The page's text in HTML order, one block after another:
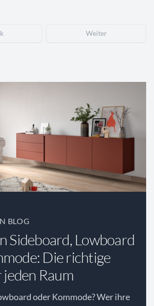
Weiter
BLOG
Sideboard, Lowboard
Die richtige
Raum
oder Kommode? Wer ihre